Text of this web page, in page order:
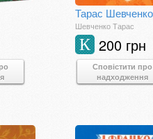
Шевченко Тарас
200 грн
К
Сповістити про
надходження